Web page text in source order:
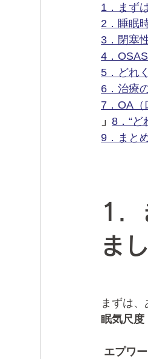
1．まず
2．睡眠
3．閉塞
4．
5．どれ
6．治療
7．OA（
」8．“ど
9．まと
1．
ま
まずは
眠気尺度
エプワ